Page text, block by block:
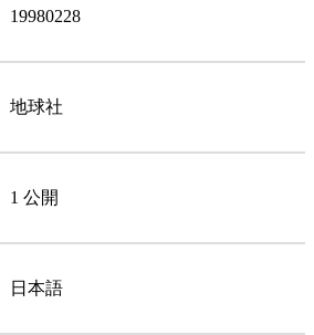
19980228
地球社
1 公開
日本語